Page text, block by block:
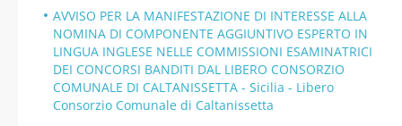
AVVISO PER LA MANIFESTAZIONE DI INTERESSE ALLA
NOMINA DI COMPONENTE AGGIUNTIVO ESPERTO IN
LINGUA INGLESE NELLE COMMISSIONI ESAMINATRICI
DEI CONCORSI BANDITI DAL LIBERO CONSORZIO
COMUNALE DI CALTANISSETTA - Sicilia - Libero
Consorzio Comunale di Caltanissetta